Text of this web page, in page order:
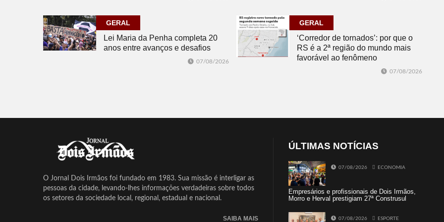
GERAL
Lei Maria da Penha completa 20
anos entre avanços e desafios
07/08/2026
GERAL
‘Corredor de tornados’: por que o
RS é a 2ª região do mundo mais
favorável ao fenômeno
07/08/2026
O Jornal Dois Irmãos foi fundado em 1983. Sua missão é interligar as
pessoas da cidade, levando-lhes informações verdadeiras sobre todos
os setores da sociedade local, regional, estadual e nacional.
SAIBA MAIS
ÚLTIMAS NOTÍCIAS
07/08/2026 ECONOMIA
Empresários e profissionais de Dois Irmãos,
Morro e Herval prestigiam 27ª Construsul
07/08/2026 ESPORTE